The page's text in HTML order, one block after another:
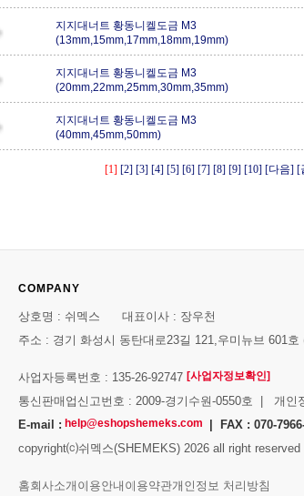
지지대너트 황동니켈도금 M3
(13mm,15mm,17mm,18mm,19mm)
지지대너트 황동니켈도금 M3
(20mm,22mm,25mm,30mm,35mm)
지지대너트 황동니켈도금 M3
(40mm,45mm,50mm)
[1] [2] [3] [4] [5] [6] [7] [8] [9] [10] [다음] [
COMPANY
상호명 : 쉬멕스 대표이사 : 장우천
주소 : 경기 화성시 동탄대로23길 121,우미뉴브 601호
사업자등록번호 : 135-26-92747 [사업자정보확인]
통신판매업신고번호 : 2009-경기수원-0550호 | 개인
E-mail : help@eshopshemeks.com
| FAX : 070-
copyright⒞쉬멕스(SHEMEKS) 2026 all right reserved
홈회사소개 이용안내 이용약관개인정보 처리방침